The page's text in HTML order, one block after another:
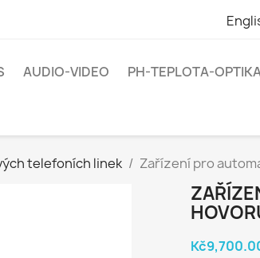
AUDIO-VIDEO PH-TEPLOTA-
telefoních linek Zařízení pro